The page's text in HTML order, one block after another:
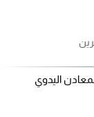
اليدوي